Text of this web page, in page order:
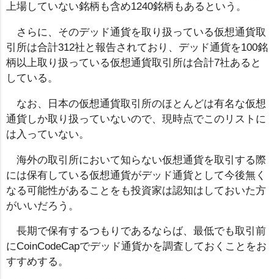
上場していない銘柄も含め1240銘柄もあるという。
さらに、そのデッド通貨を取り扱っている仮想通貨取
引所は合計312社と報告されており、デッド通貨を100銘
柄以上取り扱っている仮想通貨取引所は合計7社あると
している。
なお、日本の仮想通貨取引所のほとんどは有名な仮想
通貨しか取り扱っていないので、現時点でこのリストに
は入っていない。
海外の取引所において知らない仮想通貨を取引する際
には保有している仮想通貨がデッド通貨として今後無く
なる可能性があることをも投資家は認知はしておいた方
がいいだろう。
長期で保有するつもりであるならば、最低でも取引前
にCoinCodeCapでデッド通貨かを調査しておくことをお
すすめする。